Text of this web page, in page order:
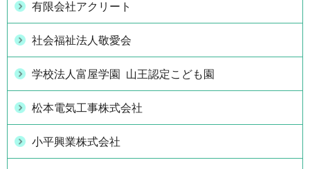
有限会社アクリート
社会福祉法人敬愛会
学校法人富屋学園 山王認定こども園
松本電気工事株式会社
小平興業株式会社